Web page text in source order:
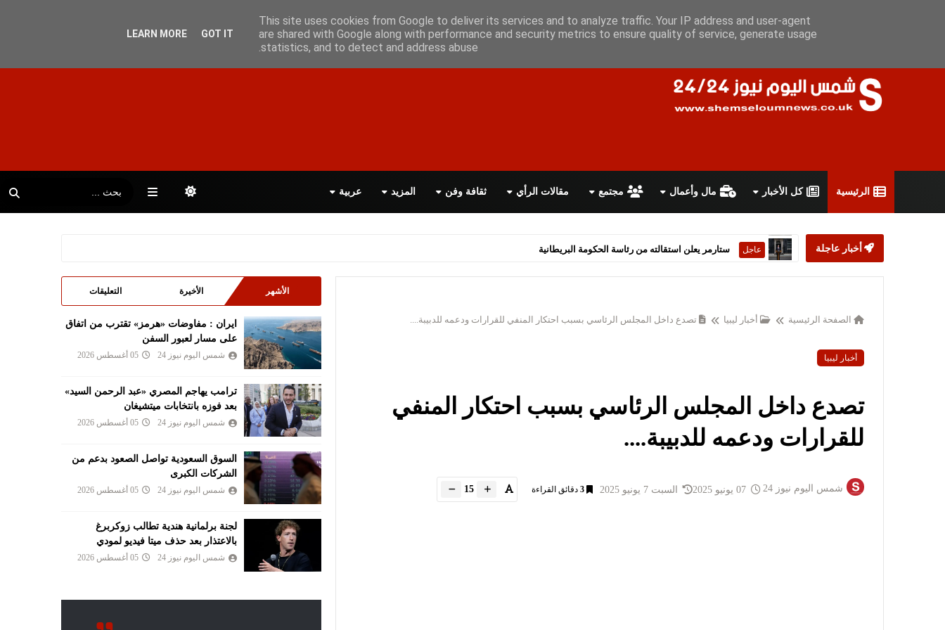
سياسة الخصوصية اتفاقية الاستخدام أعلن معانا اتصل بنا اقرأ الصحيفة PDF
الرئيسية كل الأخبار مال وأعمال مجتمع مقالات الرأي ثقافة وفن المزيد عربية
أخبار عاجلة عاجل ستارمر يعلن استقالته من رئاسة الحكومة البريطانية
الصفحة الرئيسية أخبار ليبيا تصدع داخل المجلس الرئاسي بسبب احتكار المنفي للقرارات ودعمه للدبيبة....
أخبار ليبيا
تصدع داخل المجلس الرئاسي بسبب احتكار المنفي
للقرارات ودعمه للدبيبة....
شمس اليوم نيوز 24 السبت 7 يونيو 2025 3 دقائق القراءة 15
الأشهر الأخيرة التعليقات
ايران : مفاوضات «هرمز» تقترب من اتفاق
على مسار لعبور السفن
شمس اليوم نيوز 24 05 أغسطس 2026
ترامب يهاجم المصري «عبد الرحمن السيد»
بعد فوزه بانتخابات ميتشيغان
شمس اليوم نيوز 24 05 أغسطس 2026
السوق السعودية تواصل الصعود بدعم من
الشركات الكبرى
شمس اليوم نيوز 24 05 أغسطس 2026
لجنة برلمانية هندية تطالب زوكربرغ
بالاعتذار بعد حذف ميتا فيديو لمودي
شمس اليوم نيوز 24 05 أغسطس 2026
This site uses cookies from Google to deliver its services and to analyze traffic. Your IP address and user-agent
are shared with Google along with performance and security metrics to ensure quality of service, generate usage
statistics, and to detect and address abuse.
LEARN MORE GOT IT